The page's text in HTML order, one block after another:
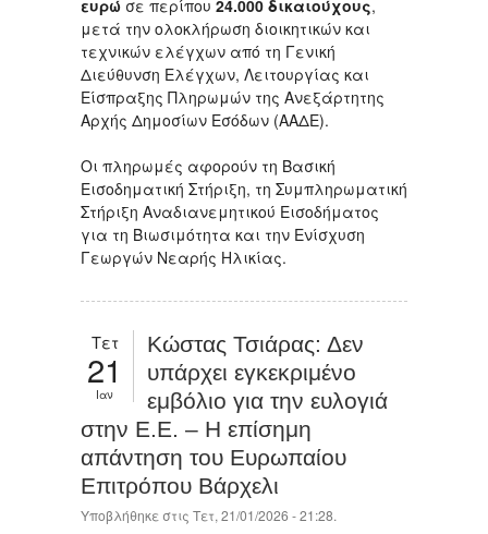
ευρώ σε περίπου 24.000 δικαιούχους,
μετά την ολοκλήρωση διοικητικών και
τεχνικών ελέγχων από τη Γενική
Διεύθυνση Ελέγχων, Λειτουργίας και
Είσπραξης Πληρωμών της Ανεξάρτητης
Αρχής Δημοσίων Εσόδων (ΑΑΔΕ).
Οι πληρωμές αφορούν τη Βασική
Εισοδηματική Στήριξη, τη Συμπληρωματική
Στήριξη Αναδιανεμητικού Εισοδήματος
για τη Βιωσιμότητα και την Ενίσχυση
Γεωργών Νεαρής Ηλικίας.
Τετ
21
Ιαν
Κώστας Τσιάρας: Δεν
υπάρχει εγκεκριμένο
εμβόλιο για την ευλογιά
στην Ε.Ε. – Η επίσημη
απάντηση του Ευρωπαίου
Επιτρόπου Βάρχελι
Υποβλήθηκε στις Τετ, 21/01/2026 - 21:28.